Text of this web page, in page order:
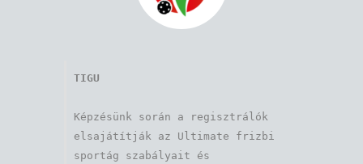
TIGU
Képzésünk során a regisztrálók
elsajátítják az Ultimate frizbi
sportág szabályait és